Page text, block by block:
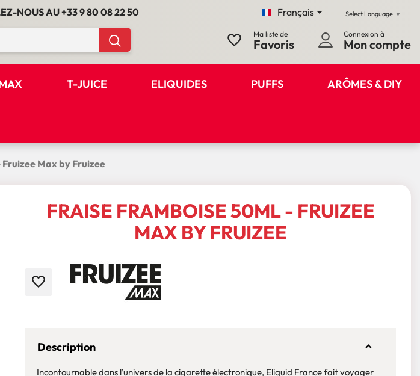
NOUS AU+33 9 80 08 22 50 Français Select Language ▼
favorite_border Ma liste de
Favoris
Connexion à
Mon compte
T-JUICE ELIQUIDES PUFFS ARÔMES & DIY
Max by Fruizee
FRAISE FRAMBOISE 50ML - FRUIZEE
MAX BY FRUIZEE
favorite_border
Description
Incontournable dans l’univers de la cigarette électronique, Eliquid France fait voyager